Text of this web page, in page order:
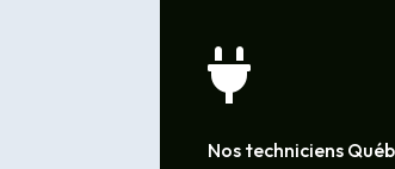

Nos techniciens